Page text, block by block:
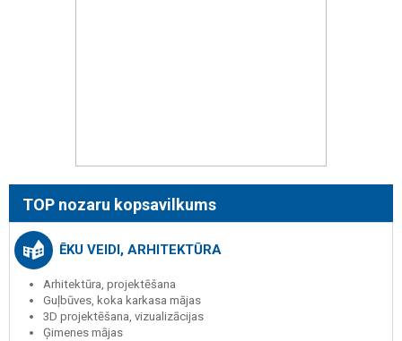
TOP nozaru kopsavilkums
ĒKU VEIDI, ARHITEKTŪRA
Arhitektūra, projektēšana
Guļbūves, koka karkasa mājas
3D projektēšana, vizualizācijas
Ģimenes mājas